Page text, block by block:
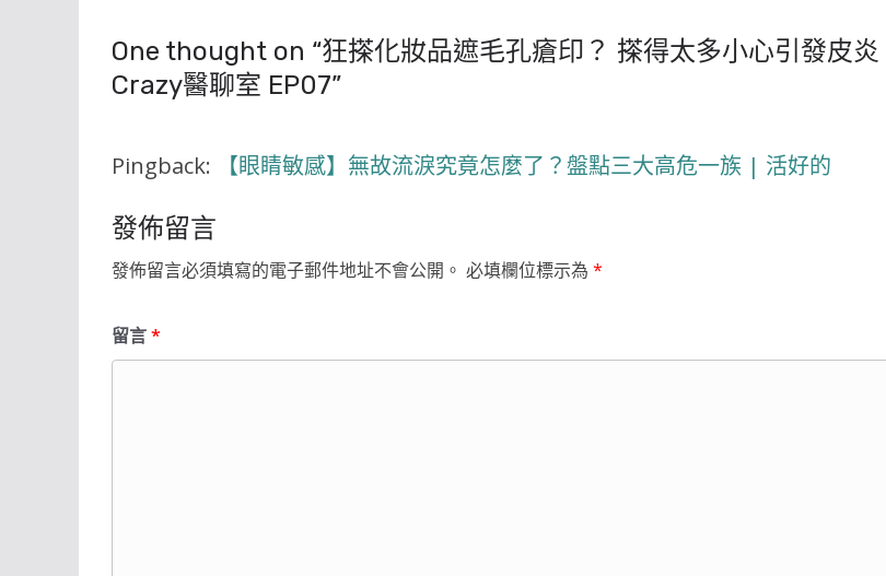
One thought on “狂搽化妝品遮毛孔瘡印？ 搽得太多小心引發皮炎 |
Crazy醫聊室 EP07”
Pingback: 【眼睛敏感】無故流淚究竟怎麼了？盤點三大高危一族 | 活好的
發佈留言
發佈留言必須填寫的電子郵件地址不會公開。 必填欄位標示為 *
留言*